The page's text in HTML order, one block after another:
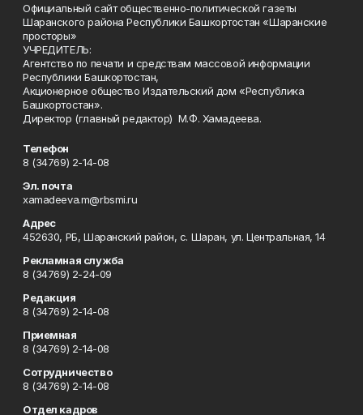
Официальный сайт общественно-политической газеты
Шаранского района Республики Башкортостан «Шаранские
просторы»
УЧРЕДИТЕЛЬ:
Агентство по печати и средствам массовой информации
Республики Башкортостан,
Акционерное общество Издательский дом «Республика
Башкортостан».
Директор (главный редактор) М.Ф. Хамадеева.
Телефон
8 (34769) 2-14-08
Эл. почта
xamadeeva.m@rbsmi.ru
Адрес
452630, РБ, Шаранский район, с. Шаран, ул. Центральная, 14
Рекламная служба
8 (34769) 2-24-09
Редакция
8 (34769) 2-14-08
Приемная
8 (34769) 2-14-08
Сотрудничество
8 (34769) 2-14-08
Отдел кадров